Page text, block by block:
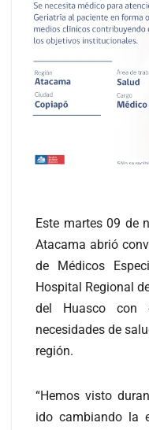
Este martes 09 de
Atacama abrió
de Médicos
Hospital Regional
del Huasco con
necesidades de
región.
“Hemos visto
ido cambiando la